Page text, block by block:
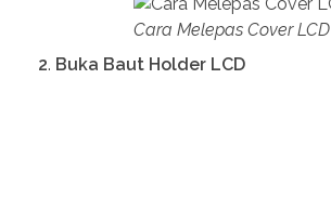
Cara Melepas Cover LCD
2. Buka Baut Holder LCD